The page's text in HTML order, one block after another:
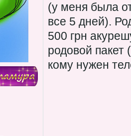
(у меня была
все 5 дней).
500 грн
родовой пакет
кому нужен